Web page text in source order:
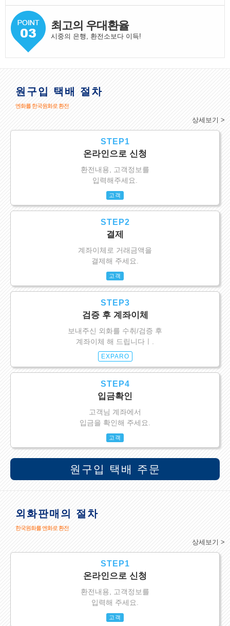
최고의 우대환율
시중의 은행, 환전소보다 이득!
원구입 택배 절차
엔화를 한국원화로 환전
상세보기 >
STEP1
온라인으로 신청
환전내용, 고객정보를
입력해주세요.
고객
STEP2
결제
계좌이체로 거래금액을
결제해 주세요.
고객
STEP3
검증 후 계좌이체
보내주신 외화를 수취/검증 후
계좌이체 해 드립니다ㅣ.
EXPARO
STEP4
입금확인
고객님 계좌에서
입금을 확인해 주세요.
고객
원구입 택배 주문
외화판매의 절차
한국원화를 엔화로 환전
상세보기 >
STEP1
온라인으로 신청
환전내용, 고객정보를
입력해 주세요.
고객